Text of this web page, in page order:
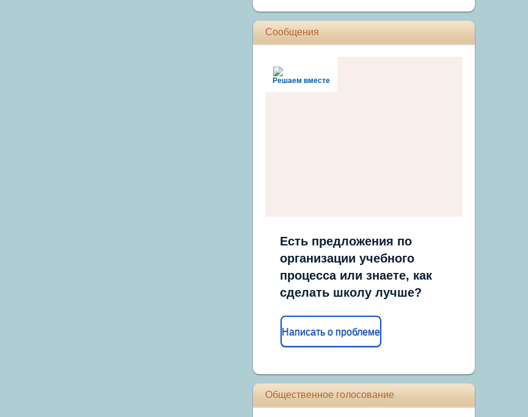
Сообщения
Решаем вместе
Есть предложения по
организации учебного
процесса или знаете, как
сделать школу лучше?
Написать о проблеме
Общественное голосование